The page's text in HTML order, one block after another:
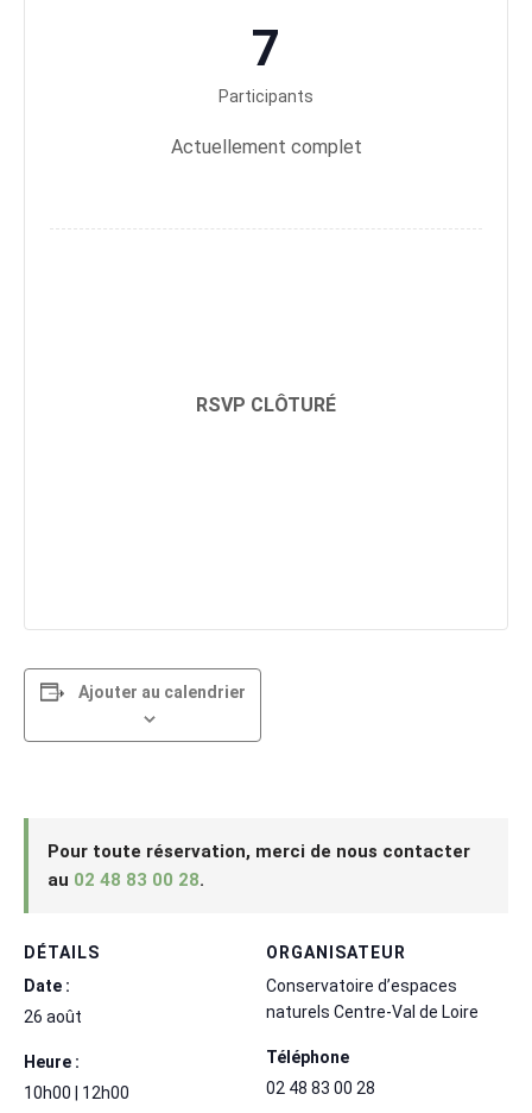
7
Participants
Actuellement complet
RSVP CLÔTURÉ
Ajouter au calendrier
Pour toute réservation, merci de nous contacter
au 02 48 83 00 28.
DÉTAILS
Date :
26 août
Heure :
10h00 | 12h00
ORGANISATEUR
Conservatoire d’espaces
naturels Centre-Val de Loire
Téléphone
02 48 83 00 28